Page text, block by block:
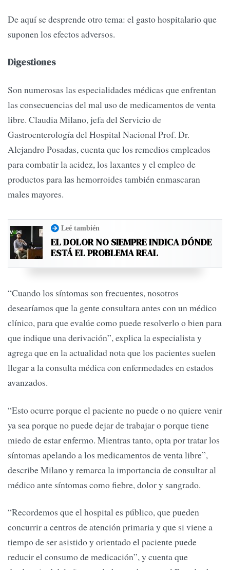
De aquí se desprende otro tema: el gasto hospitalario que
suponen los efectos adversos.
Digestiones
Son numerosas las especialidades médicas que enfrentan
las consecuencias del mal uso de medicamentos de venta
libre. Claudia Milano, jefa del Servicio de
Gastroenterología del Hospital Nacional Prof. Dr.
Alejandro Posadas, cuenta que los remedios empleados
para combatir la acidez, los laxantes y el empleo de
productos para las hemorroides también enmascaran
males mayores.
Leé también
EL DOLOR NO SIEMPRE INDICA DÓNDE
ESTÁ EL PROBLEMA REAL
“Cuando los síntomas son frecuentes, nosotros
desearíamos que la gente consultara antes con un médico
clínico, para que evalúe como puede resolverlo o bien para
que indique una derivación”, explica la especialista y
agrega que en la actualidad nota que los pacientes suelen
llegar a la consulta médica con enfermedades en estados
avanzados.
“Esto ocurre porque el paciente no puede o no quiere venir
ya sea porque no puede dejar de trabajar o porque tiene
miedo de estar enfermo. Mientras tanto, opta por tratar los
síntomas apelando a los medicamentos de venta libre”,
describe Milano y remarca la importancia de consultar al
médico ante síntomas como fiebre, dolor y sangrado.
“Recordemos que el hospital es público, que pueden
concurrir a centros de atención primaria y que si viene a
tiempo de ser asistido y orientado el paciente puede
reducir el consumo de medicación”, y cuenta que